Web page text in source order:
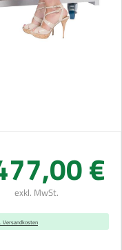
€
exkl. MwSt.
Versandkosten